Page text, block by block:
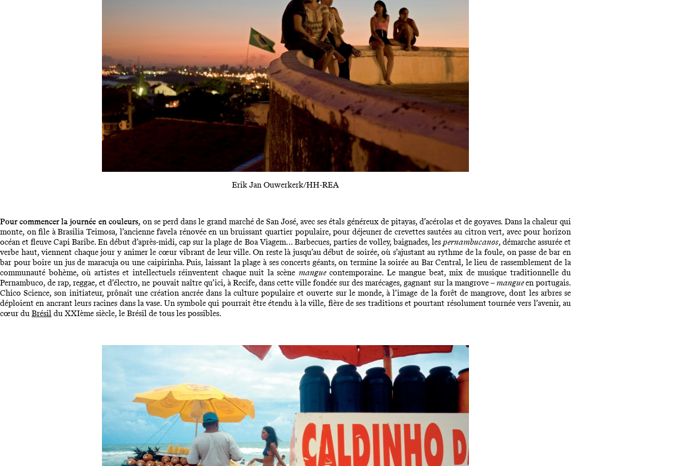
Erik Jan Ouwerkerk/HH-REA
Pour commencer la journée en couleurs, on se perd dans le grand marché de San José, avec ses étals généreux de pitayas, d’acérolas et de goyaves. Dans la chaleur qui
monte, on file à Brasilia Teimosa, l’ancienne favela rénovée en un bruissant quartier populaire, pour déjeuner de crevettes sautées au citron vert, avec pour horizon
océan et fleuve Capi Baribe. En début d’après-midi, cap sur la plage de Boa Viagem… Barbecues, parties de volley, baignades, les pernambucanos, démarche assurée et
verbe haut, viennent chaque jour y animer le cœur vibrant de leur ville. On reste là jusqu’au début de soirée, où s’ajustant au rythme de la foule, on passe de bar en
bar pour boire un jus de maracuja ou une caipirinha. Puis, laissant la plage à ses concerts géants, on termine la soirée au Bar Central, le lieu de rassemblement de la
communauté bohème, où artistes et intellectuels réinventent chaque nuit la scène manguecontemporaine. Le mangue beat, mix de musique traditionnelle du
Pernambuco, de rap, reggae, et d’électro, ne pouvait naître qu’ici, à Recife, dans cette ville fondée sur des marécages, gagnant sur la mangrove –mangueen portugais.
Chico Science, son initiateur, prônait une création ancrée dans la culture populaire et ouverte sur le monde, à l’image de la forêt de mangrove, dont les arbres se
déploient en ancrant leurs racines dans la vase. Un symbole qui pourrait être étendu à la ville, fière de ses traditions et pourtant résolument tournée vers l’avenir, au
cœur du Brésil du XXIème siècle, le Brésil de tous les possibles.